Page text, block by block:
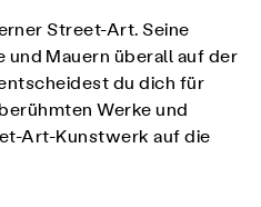
Street-Art. Seine
und Mauern überall auf der
du dich für
Werke und
Art-Kunstwerk auf die